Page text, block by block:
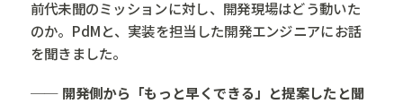
前代未聞のミッションに対し、開発現場はどう動いた
のか。PdMと、実装を担当した開発エンジニアにお話
を聞きました。
── 開発側から「もっと早くできる」と提案したと聞